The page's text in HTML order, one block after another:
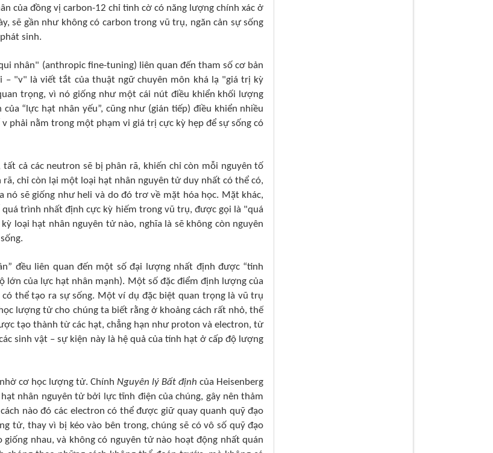
của đồng vị carbon-12 chỉ tình cờ có năng lượng chính xác ở
sẽ gần như không có carbon trong vũ trụ, ngăn cản sự sống
sinh.
nhân" (anthropic fine-tuning) liên quan đến tham số cơ bản
"v" là viết tắt của thuật ngữ chuyên môn khá lạ "giá trị kỳ
trọng, vì nó giống như một cái nút điều khiển khối lượng
“lực hạt nhân yếu”, cũng như (gián tiếp) điều khiển nhiều
phải nằm trong một phạm vi giá trị cực kỳ hẹp để sự sống có
cả các neutron sẽ bị phân rã, khiến chỉ còn mỗi nguyên tố
chỉ còn lại một loại hạt nhân nguyên tử duy nhất có thể có,
nó sẽ giống như heli và do đó trơ về mặt hóa học. Mặt khác,
trình nhất định cực kỳ hiếm trong vũ trụ, được gọi là "quá
loại hạt nhân nguyên tử nào, nghĩa là sẽ không còn nguyên
đều liên quan đến một số đại lượng nhất định được “tinh
lớn của lực hạt nhân mạnh). Một số đặc điểm định lượng của
thể tạo ra sự sống. Một ví dụ đặc biệt quan trọng là vũ trụ
lượng tử cho chúng ta biết rằng ở khoảng cách rất nhỏ, thế
tạo thành từ các hạt, chẳng hạn như proton và electron, từ
sinh vật – sự kiện này là hệ quả của tính hạt ở cấp độ lượng
cơ học lượng tử. ChínhNguyên lý Bất định của Heisenberg
nhân nguyên tử bởi lực tĩnh điện của chúng, gây nên thảm
nào đó các electron có thể được giữ quay quanh quỹ đạo
tử, thay vì bị kéo vào bên trong, chúng sẽ có vô số quỹ đạo
nhau, và không có nguyên tử nào hoạt động nhất quán